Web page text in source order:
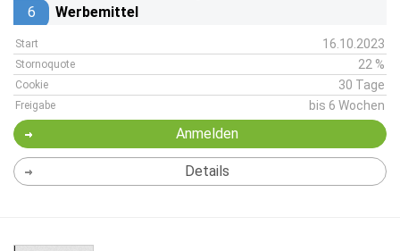
6 Werbemittel
Start 16.10.2023
Stornoquote 22 %
Cookie 30 Tage
Freigabe bis 6 Wochen
Anmelden
Details